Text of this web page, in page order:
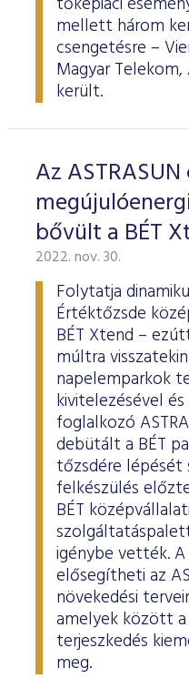
mellett három
csengetésre –
Magyar Telekom,
került.
Az
bővült a BÉT
2022. nov. 30.
Folytatja
Értéktőzsde
BÉT Xtend –
múltra
napelemparkok
kivitelezésével
foglalkozó
debütált a BÉT
tőzsdére lépését
felkészülés
BÉT középvállalati
igénybe vették.
elősegítheti az
növekedési
amelyek között
terjeszkedés
meg.